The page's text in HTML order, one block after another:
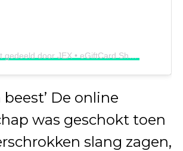
beest’ De online
was geschokt toen
slang zagen,